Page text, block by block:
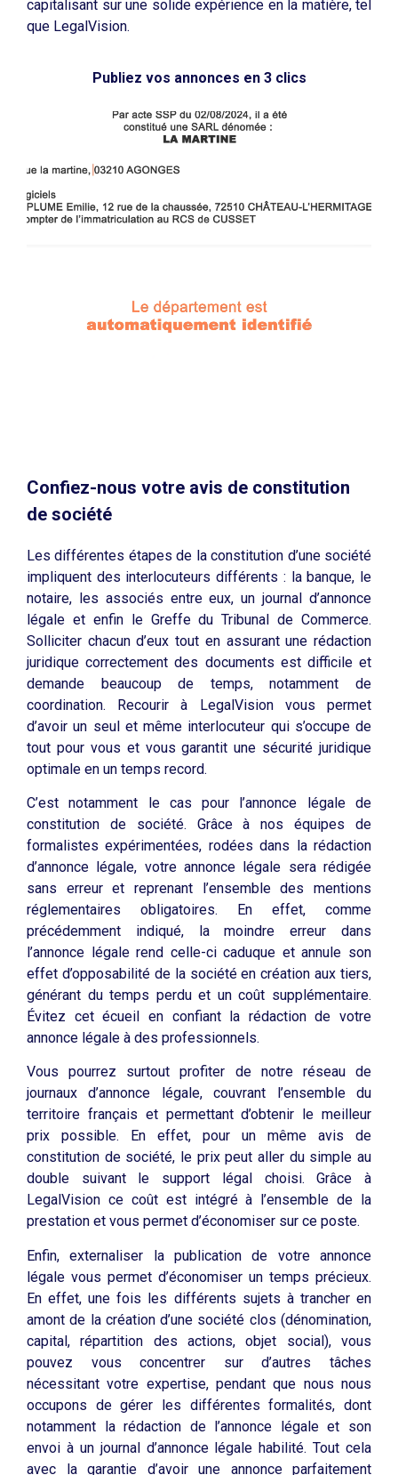
capitalisant sur une solide expérience en la matière, tel
que LegalVision.
Publiez vos annonces en 3 clics
Confiez-nous votre avis de constitution
de société
Les différentes étapes de la constitution d’une société
impliquent des interlocuteurs différents : la banque, le
notaire, les associés entre eux, un journal d’annonce
légale et enfin le Greffe du Tribunal de Commerce.
Solliciter chacun d’eux tout en assurant une rédaction
juridique correctement des documents est difficile et
demande beaucoup de temps, notamment de
coordination. Recourir à LegalVision vous permet
d’avoir un seul et même interlocuteur qui s’occupe de
tout pour vous et vous garantit une sécurité juridique
optimale en un temps record.
C’est notamment le cas pour l’annonce légale de
constitution de société. Grâce à nos équipes de
formalistes expérimentées, rodées dans la rédaction
d’annonce légale, votre annonce légale sera rédigée
sans erreur et reprenant l’ensemble des mentions
réglementaires obligatoires. En effet, comme
précédemment indiqué, la moindre erreur dans
l’annonce légale rend celle-ci caduque et annule son
effet d’opposabilité de la société en création aux tiers,
générant du temps perdu et un coût supplémentaire.
Évitez cet écueil en confiant la rédaction de votre
annonce légale à des professionnels.
Vous pourrez surtout profiter de notre réseau de
journaux d’annonce légale, couvrant l’ensemble du
territoire français et permettant d’obtenir le meilleur
prix possible. En effet, pour un même avis de
constitution de société, le prix peut aller du simple au
double suivant le support légal choisi. Grâce à
LegalVision ce coût est intégré à l’ensemble de la
prestation et vous permet d’économiser sur ce poste.
Enfin, externaliser la publication de votre annonce
légale vous permet d’économiser un temps précieux.
En effet, une fois les différents sujets à trancher en
amont de la création d’une société clos (dénomination,
capital, répartition des actions, objet social), vous
pouvez vous concentrer sur d’autres tâches
nécessitant votre expertise, pendant que nous nous
occupons de gérer les différentes formalités, dont
notamment la rédaction de l’annonce légale et son
envoi à un journal d’annonce légale habilité. Tout cela
avec la garantie d’avoir une annonce parfaitement